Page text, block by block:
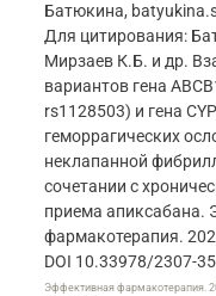
Батюкина,
Для цитирования:
Мирзаев К.Б. и др.
вариантов гена
rs1128503) и гена
геморрагических
неклапанной
сочетании с
приема апиксабана.
фармакотерапия.
DOI 10.33978/2307-
Эффективная фармакотерапия.